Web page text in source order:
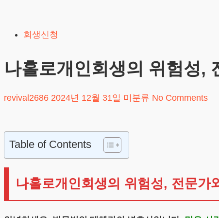
content
회생신청
나홀로개인회생의 위험성,
revival2686 2024년 12월 31일 미분류 No Comments
Table of Contents
나홀로개인회생의 위험성, 전문가